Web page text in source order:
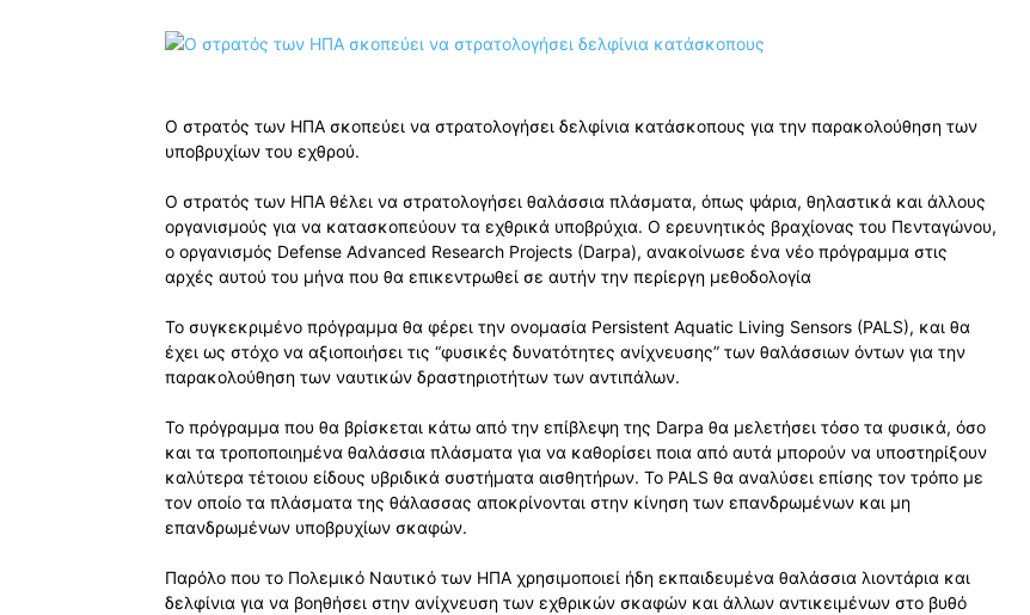
Ο στρατός των ΗΠΑ σκοπεύει να στρατολογήσει δελφίνια κατάσκοπους για την παρακολούθηση των
υποβρυχίων του εχθρού.
Ο στρατός των ΗΠΑ θέλει να στρατολογήσει θαλάσσια πλάσματα, όπως ψάρια, θηλαστικά και άλλους
οργανισμούς για να κατασκοπεύουν τα εχθρικά υποβρύχια. Ο ερευνητικός βραχίονας του Πενταγώνου,
ο οργανισμός Defense Advanced Research Projects (Darpa), ανακοίνωσε ένα νέο πρόγραμμα στις
αρχές αυτού του μήνα που θα επικεντρωθεί σε αυτήν την περίεργη μεθοδολογία
Το συγκεκριμένο πρόγραμμα θα φέρει την ονομασία Persistent Aquatic Living Sensors (PALS), και θα
έχει ως στόχο να αξιοποιήσει τις “φυσικές δυνατότητες ανίχνευσης” των θαλάσσιων όντων για την
παρακολούθηση των ναυτικών δραστηριοτήτων των αντιπάλων.
Το πρόγραμμα που θα βρίσκεται κάτω από την επίβλεψη της Darpa θα μελετήσει τόσο τα φυσικά, όσο
και τα τροποποιημένα θαλάσσια πλάσματα για να καθορίσει ποια από αυτά μπορούν να υποστηρίξουν
καλύτερα τέτοιου είδους υβριδικά συστήματα αισθητήρων. Το PALS θα αναλύσει επίσης τον τρόπο με
τον οποίο τα πλάσματα της θάλασσας αποκρίνονται στην κίνηση των επανδρωμένων και μη
επανδρωμένων υποβρυχίων σκαφών.
Παρόλο που το Πολεμικό Ναυτικό των ΗΠΑ χρησιμοποιεί ήδη εκπαιδευμένα θαλάσσια λιοντάρια και
δελφίνια για να βοηθήσει στην ανίχνευση των εχθρικών σκαφών και άλλων αντικειμένων στο βυθό